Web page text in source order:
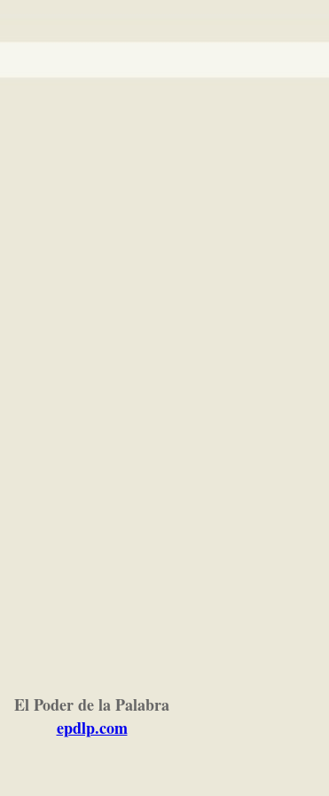
El Poder de la Palabra
epdlp.com